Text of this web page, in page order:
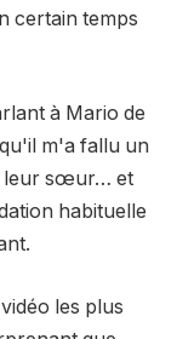
certain temps
à Mario de
m'a fallu un
leur sœur… et
habituelle
les plus